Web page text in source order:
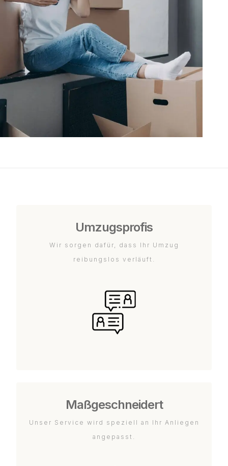
Umzugsprofis
Wir sorgen dafür, dass Ihr Umzug
reibungslos verläuft.
Maßgeschneidert
Unser Service wird speziell an Ihr Anliegen
angepasst.